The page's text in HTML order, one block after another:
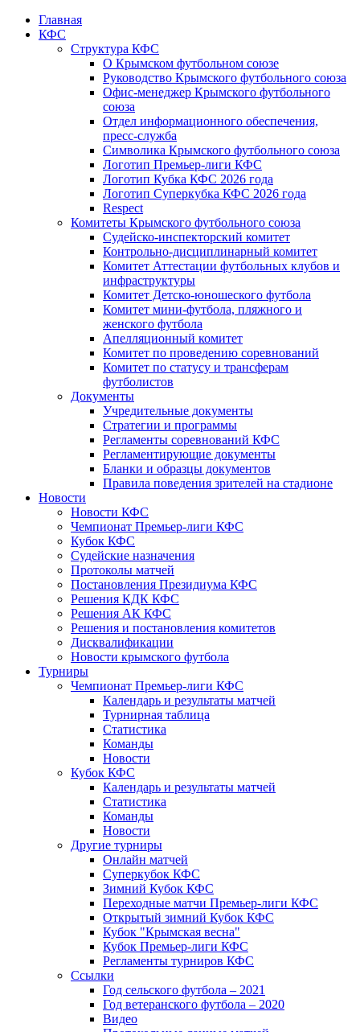
Главная
КФС
Структура КФС
О Крымском футбольном союзе
Руководство Крымского футбольного союза
Офис-менеджер Крымского футбольного
союза
Отдел информационного обеспечения,
пресс-служба
Символика Крымского футбольного союза
Логотип Премьер-лиги КФС
Логотип Кубка КФС 2026 года
Логотип Суперкубка КФС 2026 года
Respect
Комитеты Крымского футбольного союза
Судейско-инспекторский комитет
Контрольно-дисциплинарный комитет
Комитет Аттестации футбольных клубов и
инфраструктуры
Комитет Детско-юношеского футбола
Комитет мини-футбола, пляжного и
женского футбола
Апелляционный комитет
Комитет по проведению соревнований
Комитет по статусу и трансферам
футболистов
Документы
Учредительные документы
Стратегии и программы
Регламенты соревнований КФС
Регламентирующие документы
Бланки и образцы документов
Правила поведения зрителей на стадионе
Новости
Новости КФС
Чемпионат Премьер-лиги КФС
Кубок КФС
Судейские назначения
Протоколы матчей
Постановления Президиума КФС
Решения КДК КФС
Решения АК КФС
Решения и постановления комитетов
Дисквалификации
Новости крымского футбола
Турниры
Чемпионат Премьер-лиги КФС
Календарь и результаты матчей
Турнирная таблица
Статистика
Команды
Новости
Кубок КФС
Календарь и результаты матчей
Статистика
Команды
Новости
Другие турниры
Онлайн матчей
Суперкубок КФС
Зимний Кубок КФС
Переходные матчи Премьер-лиги КФС
Открытый зимний Кубок КФС
Кубок "Крымская весна"
Кубок Премьер-лиги КФС
Регламенты турниров КФС
Ссылки
Год сельского футбола – 2021
Год ветеранского футбола – 2020
Видео